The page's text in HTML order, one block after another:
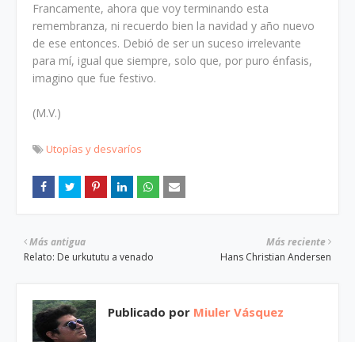
Francamente, ahora que voy terminando esta
remembranza, ni recuerdo bien la navidad y año nuevo
de ese entonces. Debió de ser un suceso irrelevante
para mí, igual que siempre, solo que, por puro énfasis,
imagino que fue festivo.
(M.V.)
Utopías y desvaríos
Más reciente
Hans Christian Andersen
Más antigua
Relato: De urkututu a venado
Publicado por Miuler Vásquez